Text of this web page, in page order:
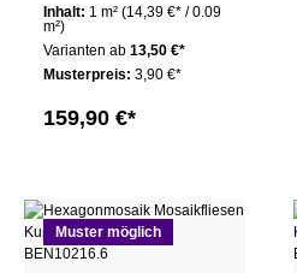
Inhalt: 1 m² (14,39 €* / 0.09
m²)
Varianten ab 13,50 €*
Musterpreis: 3,90 €*
159,90 €*
Muster möglich